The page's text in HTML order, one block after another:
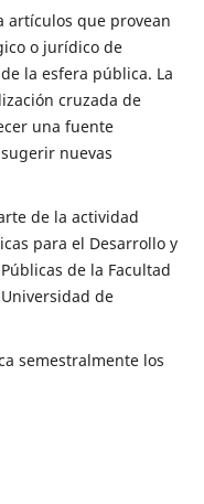
artículos que provean
o jurídico de
la esfera pública. La
cruzada de
una fuente
nuevas
de la actividad
para el Desarrollo y
de la Facultad
de
semestralmente los